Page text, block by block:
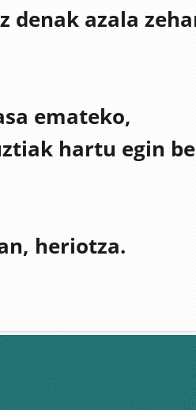
denak azala
emateko,
hartu egin
heriotza.